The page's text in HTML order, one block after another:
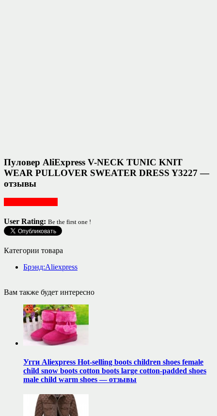
Пуловер AliExpress V-NECK TUNIC KNIT
WEAR PULLOVER SWEATER DRESS Y3227 —
отзывы
User Rating: Be the first one !
Категории товара
Брэнд:Aliexpress
Вам также будет интересно
Угги Aliexpress Hot-selling boots children shoes female
child snow boots cotton boots large cotton-padded shoes
male child warm shoes — отзывы